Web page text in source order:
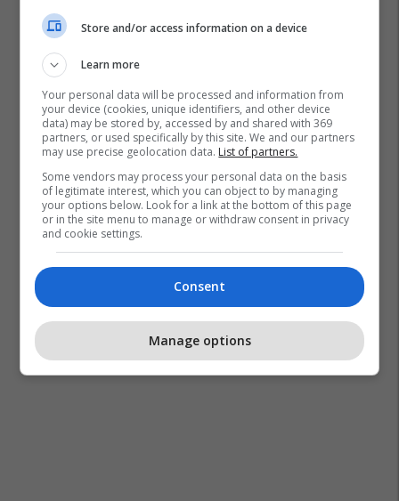
Ushtrimet Fizike
Shëndeti
Jetëgjatësia
Store and/or access information on a device
Learn more
Your personal data will be processed and information from
your device (cookies, unique identifiers, and other device
data) may be stored by, accessed by and shared with 369
partners, or used specifically by this site. We and our partners
may use precise geolocation data. List of partners.
Some vendors may process your personal data on the basis
of legitimate interest, which you can object to by managing
your options below. Look for a link at the bottom of this page
or in the site menu to manage or withdraw consent in privacy
and cookie settings.
Consent
Manage options